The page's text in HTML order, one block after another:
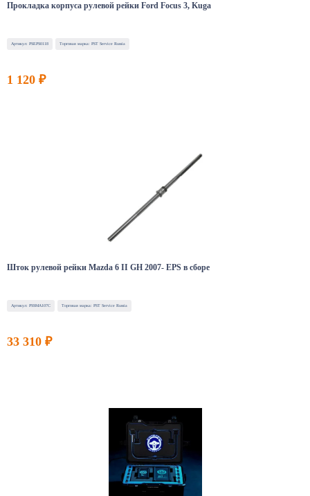
Прокладка корпуса рулевой рейки Ford Focus 3, Kuga
Артикул: PSEPS0118 Торговая марка: PST Service Russia
1 120 ₽
Шток рулевой рейки Mazda 6 II GH 2007- EPS в сборе
Артикул: PSSMA107C Торговая марка: PST Service Russia
33 310 ₽